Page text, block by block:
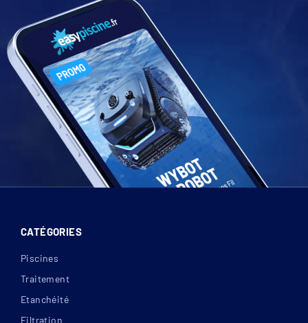
CATÉGORIES
Piscines
Traitement
Etanchéité
Filtration